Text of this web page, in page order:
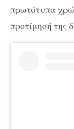
πρωτότυπα
προτίμησή της